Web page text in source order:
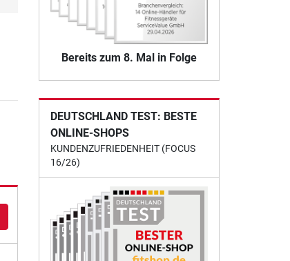
Bereits zum 8. Mal in Folge
DEUTSCHLAND TEST: BESTE
ONLINE-SHOPS
KUNDENZUFRIEDENHEIT (FOCUS
16/26)